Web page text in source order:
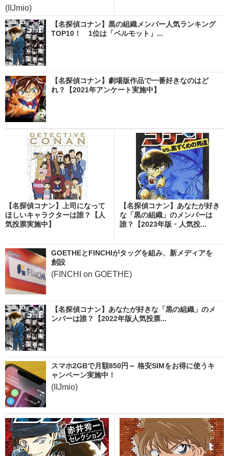
(IIJmio)
【名探偵コナン】黒の組織メンバー人気ランキング
TOP10！ 1位は「ベルモット」...
【名探偵コナン】劇場版作品で一番好きなのはど
れ？【2021年アンケート実施中】
【名探偵コナン】上司になって
ほしいキャラクターは誰？【人
気投票実施中】
【名探偵コナン】あなたが好き
な「黒の組織」のメンバーは
誰？【2023年版・人気投...
GOETHEとFINCHIがタッグを組み、新メディアを
創設
(FINCHI on GOETHE)
【名探偵コナン】あなたが好きな「黒の組織」のメ
ンバーは誰？【2022年版人気投票...
スマホ2GBで月額850円～ 格安SIMをお得に使うキ
ャンペーン実施中！
(IIJmio)